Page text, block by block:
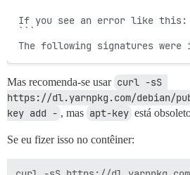
If you see an error like this:
The following signatures were
Mas recomenda-se usar curl -sS
https://dl.yarnpkg.com/debian/
key add - , mas apt-key está
Se eu fizer isso no contêiner: